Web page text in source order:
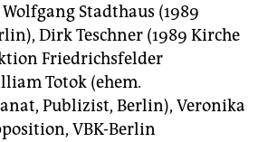
Stadthaus (1989
Dirk Teschner (1989 Kirche
Friedrichsfelder
Totok (ehem.
Publizist, Berlin), Veronika
VBK-Berlin